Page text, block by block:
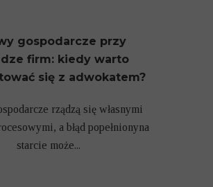
gospodarcze przy
firm: kiedy warto
się z adwokatem?
rządzą się własnymi
a błąd popełnionyna
starcie może...